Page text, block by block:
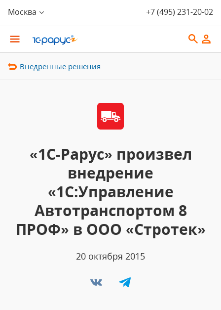
Москва +7 (495) 231-20-02
Внедрённые решения
«1С-Рарус» произвел
внедрение
«1С:Управление
Автотранспортом 8
ПРОФ» в ООО «Стротек»
20 октября 2015